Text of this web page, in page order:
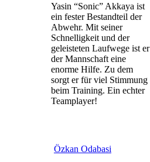
Yasin “Sonic” Akkaya ist
ein fester Bestandteil der
Abwehr. Mit seiner
Schnelligkeit und der
geleisteten Laufwege ist er
der Mannschaft eine
enorme Hilfe. Zu dem
sorgt er für viel Stimmung
beim Training. Ein echter
Teamplayer!
Özkan Odabasi